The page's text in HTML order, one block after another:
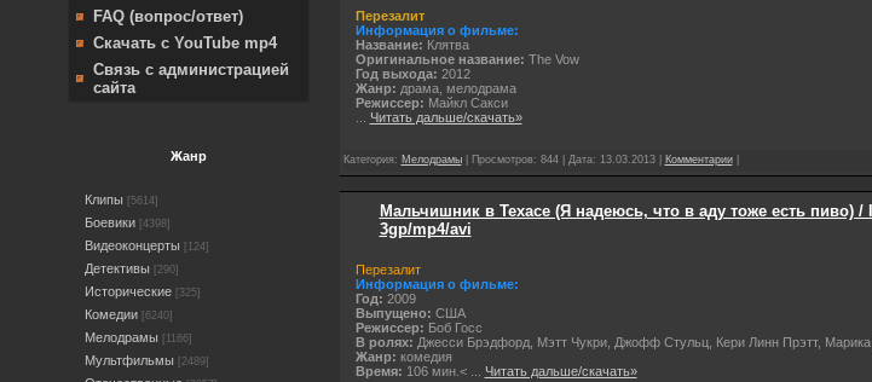
FAQ (вопрос/ответ)
Скачать с YouTube mp4
Связь с администрацией
сайта
Жанр
Клипы [5614]
Боевики [4398]
Видеоконцерты [124]
Детективы [290]
Исторические [325]
Комедии [6240]
Мелодрамы [1166]
Мультфильмы [2489]
Перезалит
Информация о фильме:
Название: Клятва
Оригинальное название: The Vow
Год выхода: 2012
Жанр: драма, мелодрама
Режиссер: Майкл Сакси
Читать дальше/скачать»
Категория: Мелодрамы| Просмотров: 844 | Дата: 13.03.2013| Комментарии|
Мальчишник в Техасе (Я надеюсь, что в аду тоже есть пиво) /
3gp/mp4/avi
Перезалит
Информация о фильме:
Год: 2009
Выпущено: США
Режиссер: Боб Госс
В ролях: Джесси Брэдфорд, Мэтт Чукри, Джофф Стульц, Кери Линн Прэтт,
Жанр: комедия
Время: 106 мин.< Читать дальше/скачать»